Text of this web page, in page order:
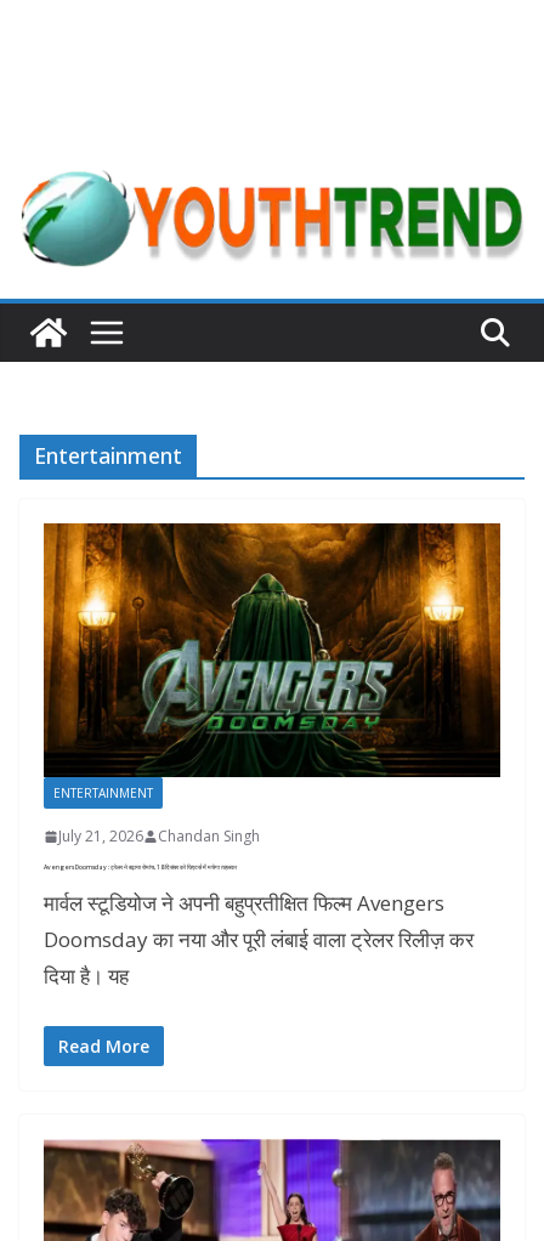
Entertainment
ENTERTAINMENT
July 21, 2026 Chandan Singh
Avengers Doomsday : ट्रेलर ने बढ़ाया रोमांच, 18 दिसंबर को थिएटर्स में मचेगा तहलका
मार्वल स्टूडियोज ने अपनी बहुप्रतीक्षित फिल्म Avengers
Doomsday का नया और पूरी लंबाई वाला ट्रेलर रिलीज़ कर
दिया है। यह
Read More